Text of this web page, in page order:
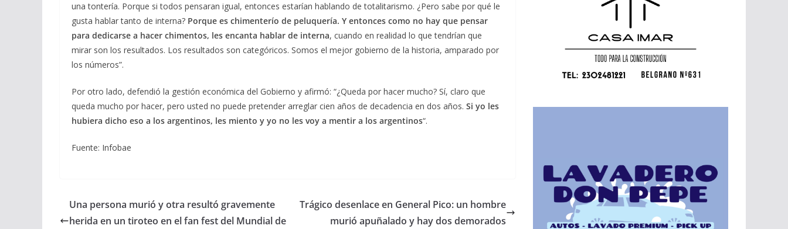
una tontería. Porque si todos pensaran igual, entonces estarían hablando de totalitarismo. ¿Pero sabe por qué le
gusta hablar tanto de interna? Porque es chimenterío de peluquería. Y entonces como no hay que pensar
para dedicarse a hacer chimentos, les encanta hablar de interna, cuando en realidad lo que tendrían que
mirar son los resultados. Los resultados son categóricos. Somos el mejor gobierno de la historia, amparado por
los números”.
Por otro lado, defendió la gestión económica del Gobierno y afirmó: “¿Queda por hacer mucho? Sí, claro que
queda mucho por hacer, pero usted no puede pretender arreglar cien años de decadencia en dos años. Si yo les
hubiera dicho eso a los argentinos, les miento y yo no les voy a mentir a los argentinos“.
Fuente: Infobae
Una persona murió y otra resultó gravemente
herida en un tiroteo en el fan fest del Mundial de
Trágico desenlace en General Pico: un hombre
murió apuñalado y hay dos demorados